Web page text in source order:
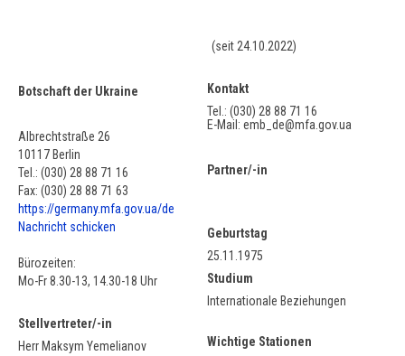
(seit 24.10.2022)
Botschaft der Ukraine
Albrechtstraße 26
10117 Berlin
Tel.: (030) 28 88 71 16
Fax: (030) 28 88 71 63
https://germany.mfa.gov.ua/de
Nachricht schicken
Bürozeiten:
Mo-Fr 8.30-13, 14.30-18 Uhr
Stellvertreter/-in
Herr Maksym Yemelianov
Kontakt
Tel.: (030) 28 88 71 16
E-Mail: emb_de@mfa.gov.ua
Partner/-in
Geburtstag
25.11.1975
Studium
Internationale Beziehungen
Wichtige Stationen